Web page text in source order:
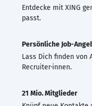
Entdecke mit XING
passt.
Persönliche Job-
Lass Dich finden von
Recruiter·innen.
21 Mio. Mitglieder